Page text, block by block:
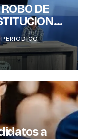
DE
a